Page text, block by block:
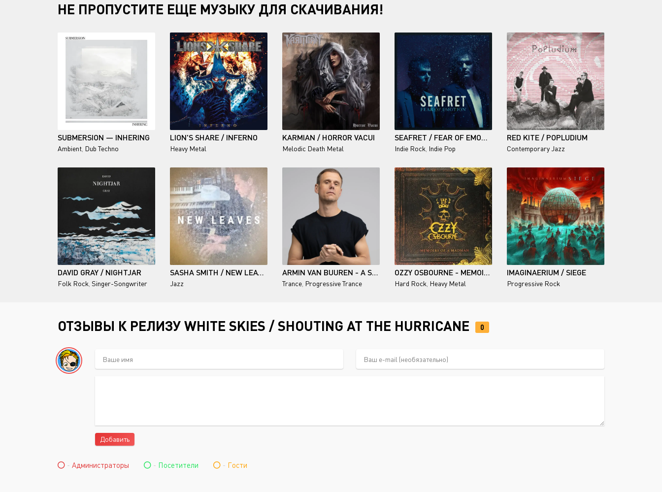
НЕ ПРОПУСТИТЕ ЕЩЕ МУЗЫКУ ДЛЯ СКАЧИВАНИЯ!
SUBMERSION — INHERING
Ambient Dub Techno
LION'S SHARE / INFERNO
Heavy Metal
KARMIAN / HORROR VACUI
Melodic Death Metal
SEAFRET / FEAR OF EMOTION
Indie Rock Indie Pop
RED KITE / POPLUDIUM
Contemporary Jazz
DAVID GRAY / NIGHTJAR
Folk Rock Singer-Songwriter
SASHA SMITH / NEW LEAVES
Jazz
ARMIN VAN BUUREN - A STATE OF TRANCE
Trance Progressive Trance
OZZY OSBOURNE - MEMOIRS OF A MADMAN (REMASTERED) 2014
Hard Rock Heavy Metal
IMAGINAERIUM / SIEGE
Progressive Rock
ОТЗЫВЫ К РЕЛИЗУ WHITE SKIES / SHOUTING AT THE HURRICANE 0
Добавить
- Администраторы - Посетители - Гости